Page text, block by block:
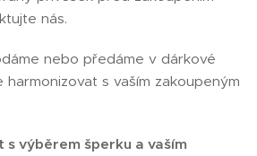
nás.
nebo předáme v dárkové
s vaším zakoupeným
výběrem šperku a vaším